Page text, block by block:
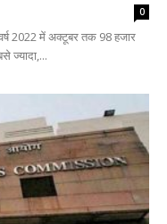
0
2022 में अक्टूबर तक 98 हजार
ज्यादा,...